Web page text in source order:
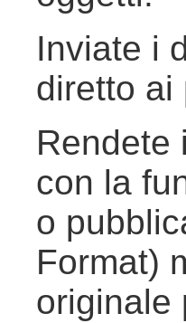
Inviate i
diretto ai
Rendete
con la
o
Format)
originale